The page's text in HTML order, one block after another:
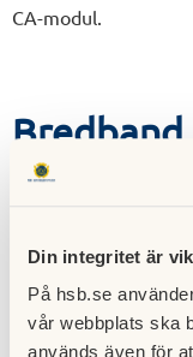
Din integritet är
På hsb.se
vår webbplats ska
används även för
CA-modul.
Bredband
Föreningen
Anslutningen ingår
kabelanslutning är
trådlöst nätverk,